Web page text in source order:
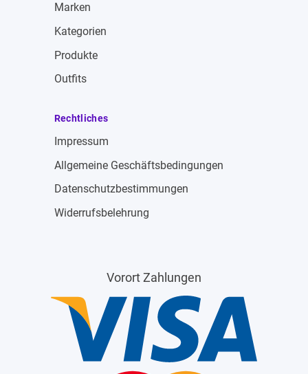
Marken
Kategorien
Produkte
Outfits
Rechtliches
Impressum
Allgemeine Geschäftsbedingungen
Datenschutzbestimmungen
Widerrufsbelehrung
Vorort Zahlungen